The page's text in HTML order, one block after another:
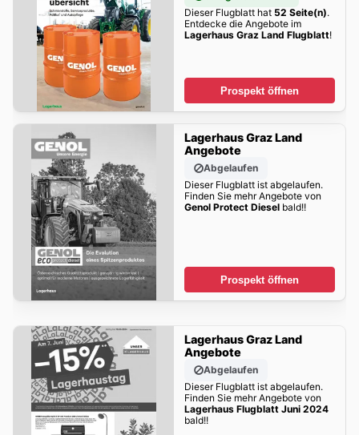
Dieser Flugblatt hat 52 Seite(n).
Entdecke die Angebote im
Lagerhaus Graz Land Flugblatt!
Prospekt öffnen
Lagerhaus Graz Land
Angebote
Abgelaufen
Dieser Flugblatt ist abgelaufen.
Finden Sie mehr Angebote von
Genol Protect Dieselbald!!
Prospekt öffnen
Lagerhaus Graz Land
Angebote
Abgelaufen
Dieser Flugblatt ist abgelaufen.
Finden Sie mehr Angebote von
Lagerhaus Flugblatt Juni 2024
bald!!